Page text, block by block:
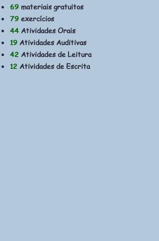
69 materiais gratuitos
79 exercícios
44 Atividades Orais
19 Atividades Auditivas
42 Atividades de Leitura
12 Atividades de Escrita